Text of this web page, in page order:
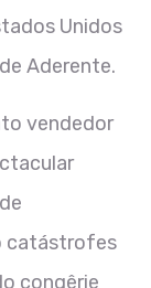
Unidos
Aderente.
vendedor
catástrofes
congêrie